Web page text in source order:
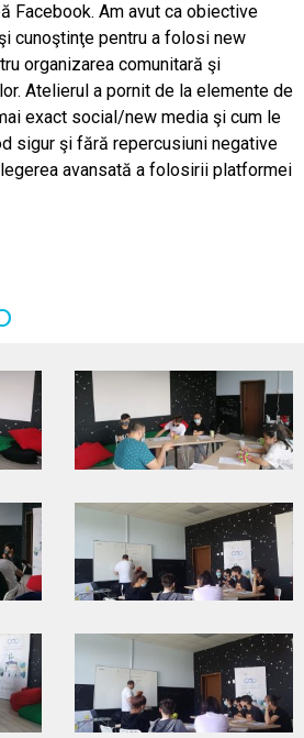
Facebook. Am avut ca obiective
cunoştinţe pentru a folosi new
organizarea comunitară şi
Atelierul a pornit de la elemente de
exact social/new media şi cum le
sigur şi fără repercusiuni negative
avansată a folosirii platformei